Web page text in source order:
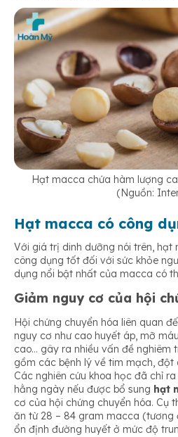
Hạt macca chứa hàm lượng
(Nguồn:
Hạt macca có công
Với giá trị dinh dưỡng nói trên, hạt
công dụng tốt đối với sức khỏe
dụng nổi bật nhất của macca có
Giảm nguy cơ của hội
Hội chứng chuyển hóa liên quan
nguy cơ như cao huyết áp, mỡ
cao… gây ra nhiều vấn đề nghiêm
gồm các bệnh lý về tim mạch, đột
Các nghiên cứu khoa học đã chỉ
hằng ngày nếu được bổ sung hạt
cơ của hội chứng chuyển hóa. Cụ
ăn từ 28 – 84 gram macca (tương
ổn định đường huyết ở mức độ